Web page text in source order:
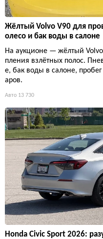
Жёлтый Volvo V90 для
олесо и бак воды в салоне
На аукционе — жёлтый
пления взлётных полос.
е, бак воды в салоне,
аров.
Авто 13 730
Honda Civic Sport 2026: